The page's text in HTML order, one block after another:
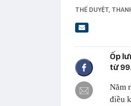
THẾ DUYỆT ,
Ốp
từ
Năm
điều